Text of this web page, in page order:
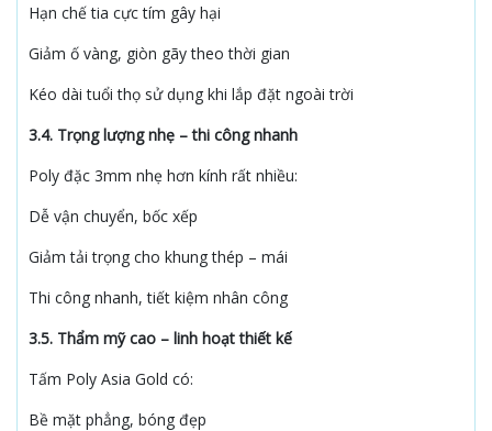
Hạn chế tia cực tím gây hại
Giảm ố vàng, giòn gãy theo thời gian
Kéo dài tuổi thọ sử dụng khi lắp đặt ngoài trời
3.4. Trọng lượng nhẹ – thi công nhanh
Poly đặc 3mm nhẹ hơn kính rất nhiều:
Dễ vận chuyển, bốc xếp
Giảm tải trọng cho khung thép – mái
Thi công nhanh, tiết kiệm nhân công
3.5. Thẩm mỹ cao – linh hoạt thiết kế
Tấm Poly Asia Gold có:
Bề mặt phẳng, bóng đẹp